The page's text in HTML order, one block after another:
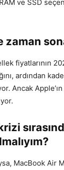
ve SSD
zaman
fiyatlarının
ardından
Ancak Apple’ın
MacBook Air